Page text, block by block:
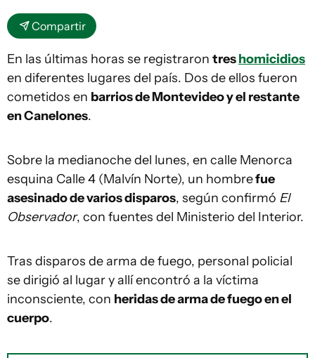
Compartir
En las últimas horas se registraron treshomicidios
en diferentes lugares del país. Dos de ellos fueron
cometidos en barrios de Montevideo y el restante
en Canelones.
Sobre la medianoche del lunes, en calle Menorca
esquina Calle 4 (Malvín Norte), un hombrefue
asesinado de varios disparos, según confirmó El
Observador, con fuentes del Ministerio del Interior.
Tras disparos de arma de fuego, personal policial
se dirigió al lugar y allí encontró a la víctima
inconsciente, con heridas de arma de fuego en el
cuerpo.